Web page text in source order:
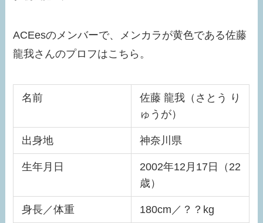
ACEesのメンバーで、メンカラが黄色である佐藤
龍我さんのプロフはこちら。
名前
佐藤 龍我（さとう り
ゅうが）
出身地 神奈川県
生年月日
2002年12月17日（22
歳）
身長／体重 180cm／？？kg